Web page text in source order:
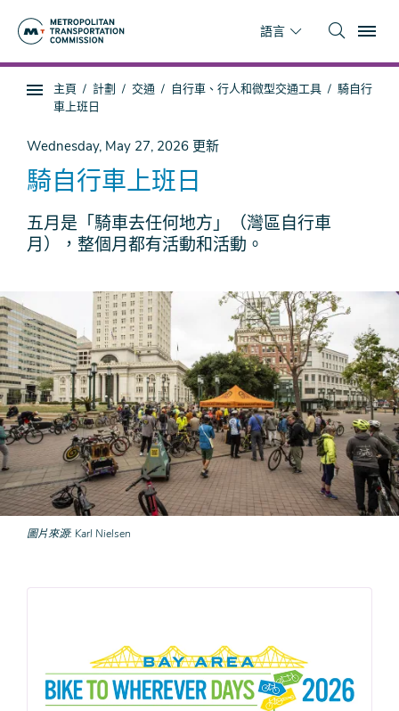
語言
子
面
導
航
你
在
裡
主頁 計劃 交通 自行車、行人和微型交通工具
騎自行
車上班日
Wednesday, May 27, 2026 更新
騎自行車上班日
五月是「騎車去任何地方」（灣區自行車
月），整個月都有活動和活動。
圖片來源 Karl Nielsen